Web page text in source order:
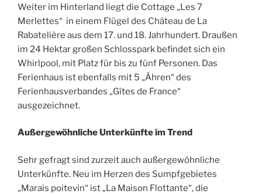
Weiter im Hinterland liegt die Cottage „Les 7
Merlettes“ in einem Flügel des Château de La
Rabatelière aus dem 17. und 18. Jahrhundert. Draußen
im 24 Hektar großen Schlosspark befindet sich ein
Whirlpool, mit Platz für bis zu fünf Personen. Das
Ferienhaus ist ebenfalls mit 5 „Ähren“ des
Ferienhausverbandes „Gîtes de France“
ausgezeichnet.
Außergewöhnliche Unterkünfte im Trend
Sehr gefragt sind zurzeit auch außergewöhnliche
Unterkünfte. Neu im Herzen des Sumpfgebietes
„Marais poitevin“ ist „La Maison Flottante“, die